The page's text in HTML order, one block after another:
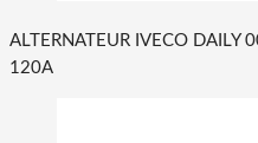
ALTERNATEUR IVECO
120A